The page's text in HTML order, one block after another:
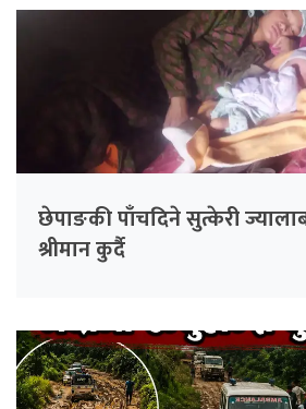
छेपाङकी पाँचदिने सुत्केरी
श्रीमान कुर्दै